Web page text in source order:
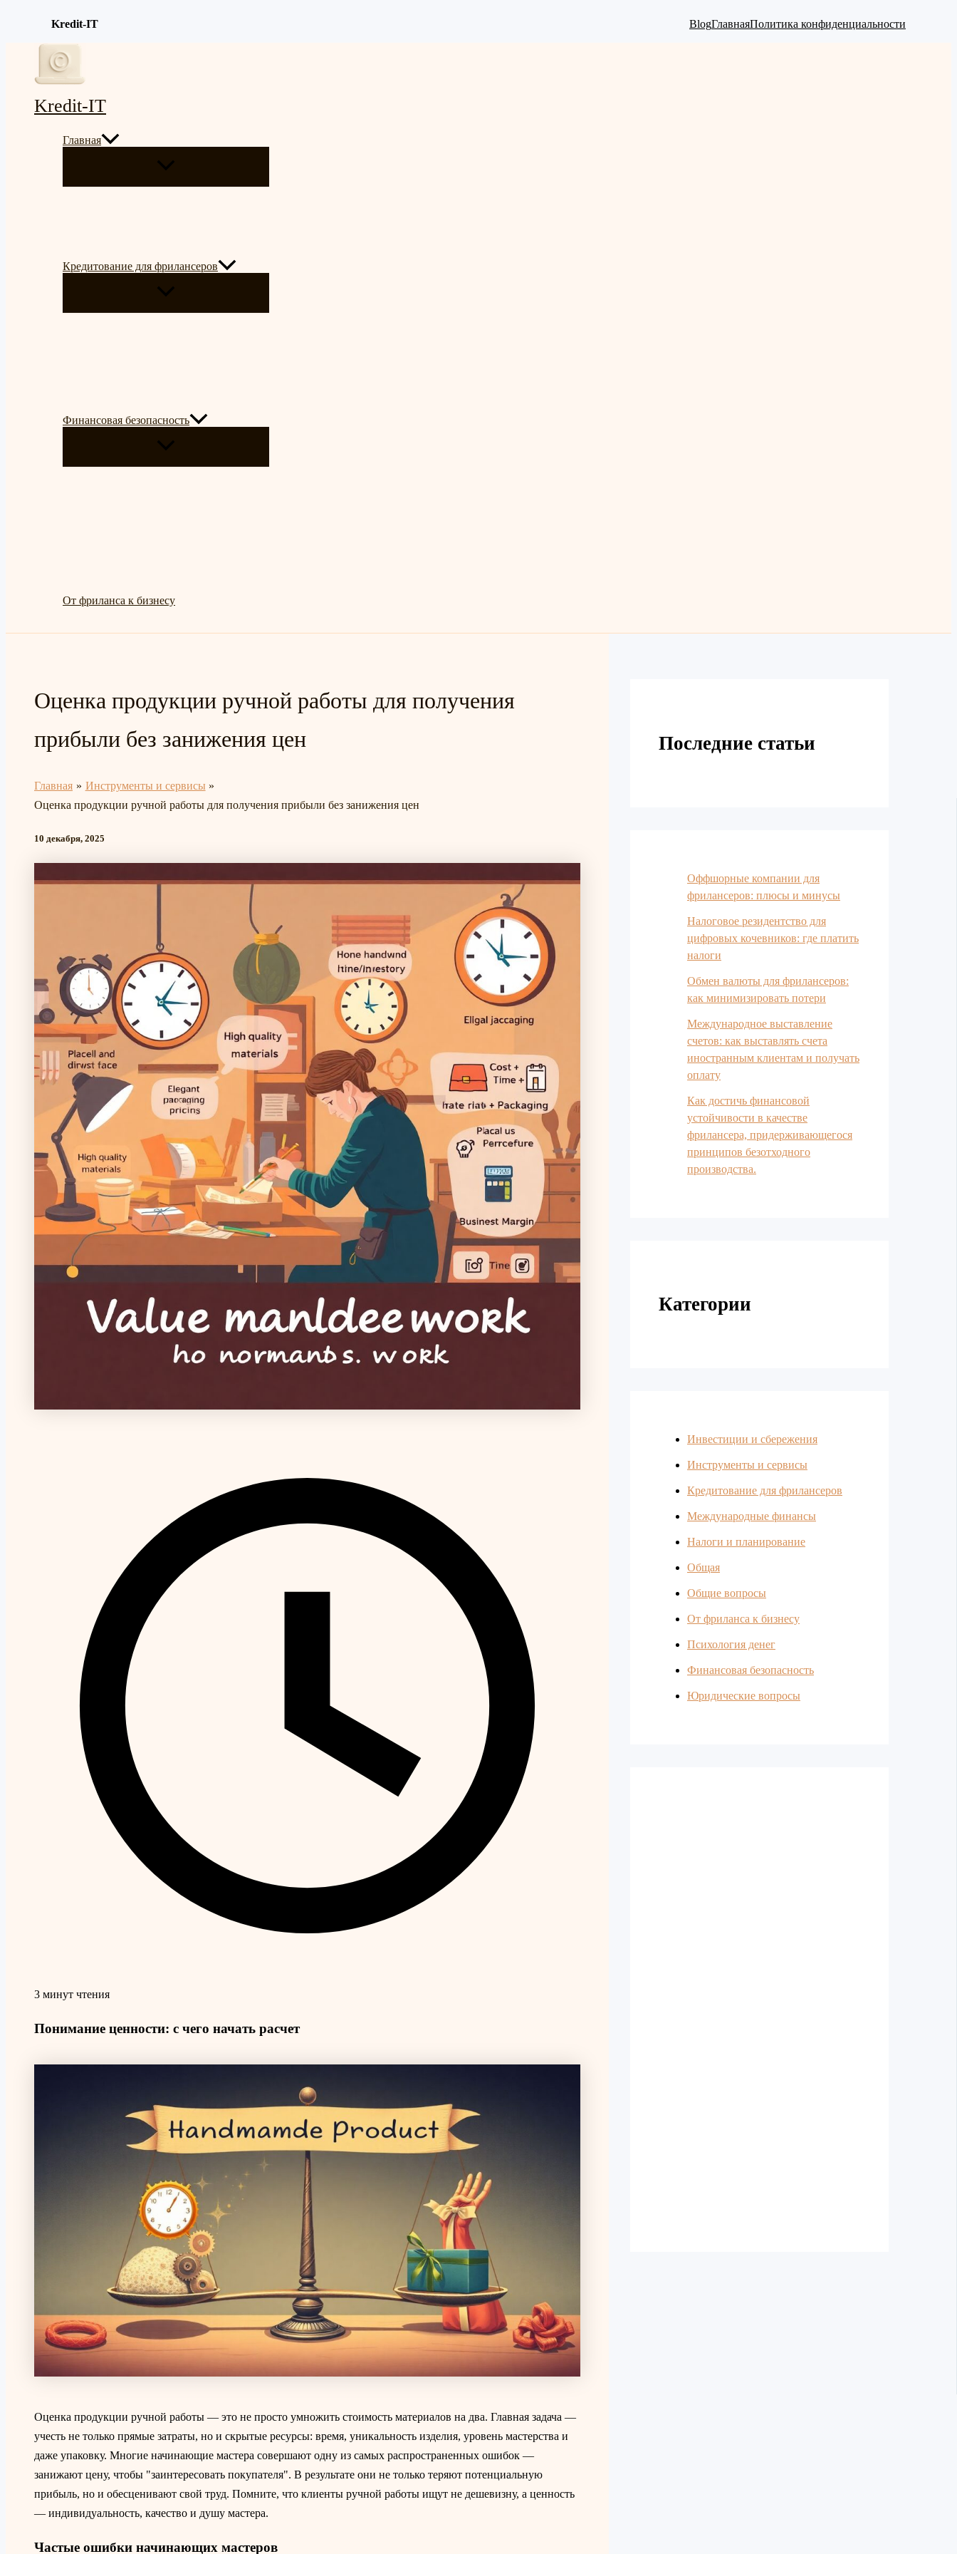
Kredit-IT BlogГлавнаяПолитика конфиденциальности
Kredit-IT
Главная
ПЕРЕКЛЮЧАТЕЛЬ
МЕНЮ
Кредитование для фрилансеров
ПЕРЕКЛЮЧАТЕЛЬ
МЕНЮ
Финансовая безопасность
ПЕРЕКЛЮЧАТЕЛЬ
МЕНЮ
От фриланса к бизнесу
Оценка продукции ручной работы для получения
прибыли без занижения цен
Главная
Инструменты и сервисы
Оценка продукции ручной работы для получения прибыли без занижения цен
10 декабря, 2025
3 минут чтения
Понимание ценности: с чего начать расчет
Оценка продукции ручной работы — это не просто умножить стоимость материалов на два. Главная задача —
учесть не только прямые затраты, но и скрытые ресурсы: время, уникальность изделия, уровень мастерства и
даже упаковку. Многие начинающие мастера совершают одну из самых распространенных ошибок —
занижают цену, чтобы "заинтересовать покупателя". В результате они не только теряют потенциальную
прибыль, но и обесценивают свой труд. Помните, что клиенты ручной работы ищут не дешевизну, а ценность
— индивидуальность, качество и душу мастера.
Частые ошибки начинающих мастеров
Последние статьи
Оффшорные компании для
фрилансеров: плюсы и минусы
Налоговое резидентство для
цифровых кочевников: где платить
налоги
Обмен валюты для фрилансеров:
как минимизировать потери
Международное выставление
счетов: как выставлять счета
иностранным клиентам и получать
оплату
Как достичь финансовой
устойчивости в качестве
фрилансера, придерживающегося
принципов безотходного
производства.
Категории
Инвестиции и сбережения
Инструменты и сервисы
Кредитование для фрилансеров
Международные финансы
Налоги и планирование
Общая
Общие вопросы
От фриланса к бизнесу
Психология денег
Финансовая безопасность
Юридические вопросы